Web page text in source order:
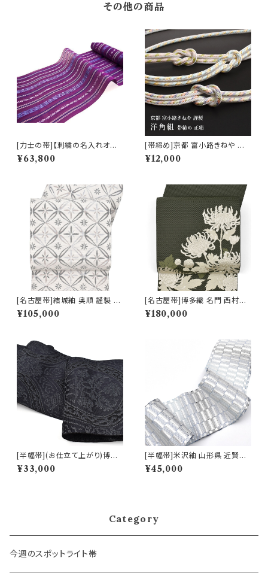
その他の商品
[力士の帯]【刺繍の名入れオプ
ション有】博多帯(夏用) 黒木織
物 謹製 紗献上『夏紫』五献上柄
¥63,800
[帯締め]京都 富小路きねや 謹
製 洋角組 正絹 日本製 (商品番
号:14755)
¥12,000
[名古屋帯]結城紬 奥順 謹製 型
紙捺染絣 七宝文様 八寸帯 正絹
日本製(商品番号:22495)
¥105,000
[名古屋帯]博多織 名門 西村織
物 謹製 花むすび 12枚朱子 寿
菊 八寸帯 正絹 日本製(商品番
¥180,000
[半幅帯](お仕立て上がり)博多
織 名門 黒木織物 謹製 ダマスク
文様 正絹 麻 日本製(商品番号:
¥33,000
[半幅帯]米沢紬 山形県 近賢織
物 謹製 絹 和紙 日本製(商品番
号:22468)
¥45,000
Category
今週のスポットライト帯